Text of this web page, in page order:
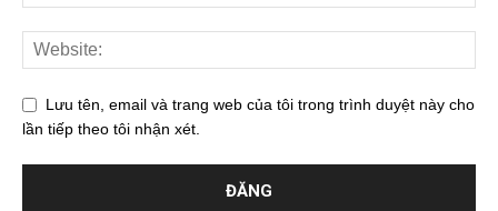
Lưu tên, email và trang web của tôi trong trình duyệt này cho
lần tiếp theo tôi nhận xét.